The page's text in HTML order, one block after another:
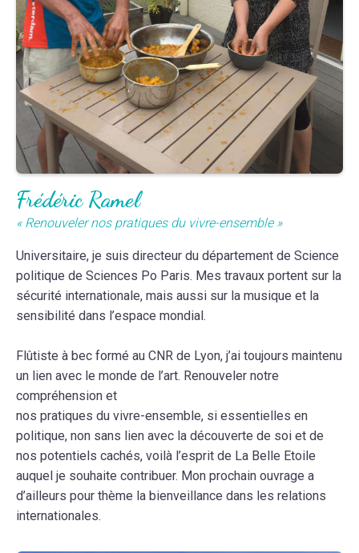
Frédéric Ramel
« Renouveler nos pratiques du vivre-ensemble »
Universitaire, je suis directeur du département de Science
politique de Sciences Po Paris. Mes travaux portent sur la
sécurité internationale, mais aussi sur la musique et la
sensibilité dans l’espace mondial.
Flûtiste à bec formé au CNR de Lyon, j’ai toujours maintenu
un lien avec le monde de l’art. Renouveler notre
compréhension et
nos pratiques du vivre-ensemble, si essentielles en
politique, non sans lien avec la découverte de soi et de
nos potentiels cachés, voilà l’esprit de La Belle Etoile
auquel je souhaite contribuer. Mon prochain ouvrage a
d’ailleurs pour thème la bienveillance dans les relations
internationales.